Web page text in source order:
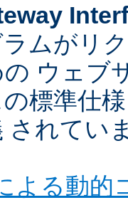
ムがリ
ウェブ
標準仕
されてい
よる動的